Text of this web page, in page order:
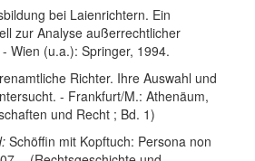
bei Laienrichtern. Ein
zur Analyse außerrechtlicher
Wien (u.a.): Springer, 1994.
Richter. Ihre Auswahl und
- Frankfurt/M.: Athenäum,
und Recht ; Bd. 1)
Schöffin mit Kopftuch: Persona non